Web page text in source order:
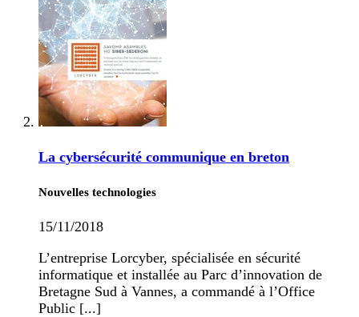
La cybersécurité communique en breton
Nouvelles technologies
15/11/2018
L’entreprise Lorcyber, spécialisée en sécurité
informatique et installée au Parc d’innovation de
Bretagne Sud à Vannes, a commandé à l’Office
Public [...]